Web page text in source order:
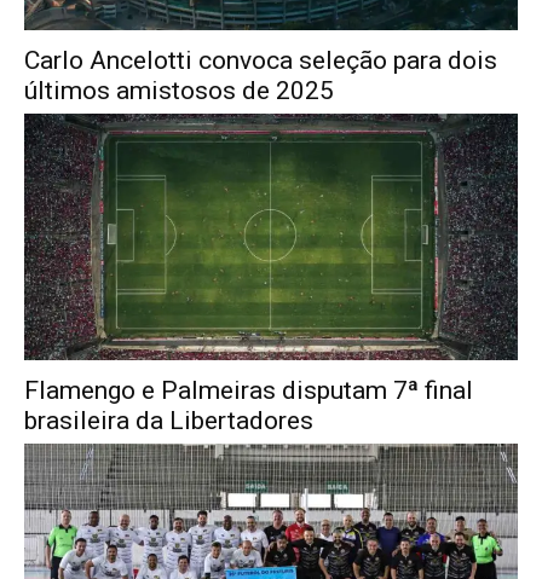
Carlo Ancelotti convoca seleção para dois
últimos amistosos de 2025
Flamengo e Palmeiras disputam 7ª final
brasileira da Libertadores